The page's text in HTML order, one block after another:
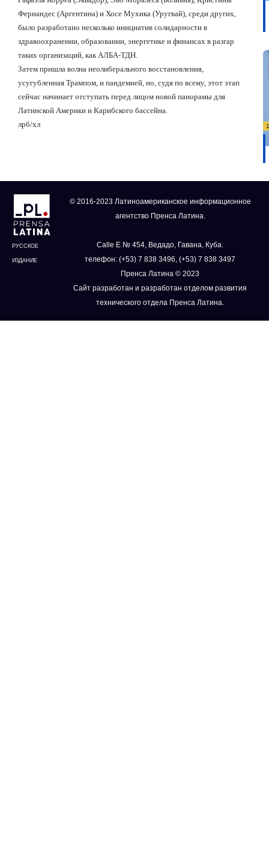
Фернандес (Аргентина) и Хосе Мухика (Уругвай), среди других,
было разработано несколько инициатив солидарности в
здравоохранении, образовании, энергетике и финансах в разгар
таких организаций, как АЛБА-ТДН.
Затем пришла волна неолиберального восстановления,
усугубленная Трампом, и пандемией, но, судя по всему, этот этап
сейчас начинает отступать перед лицом новой панорамы для
Латинской Америки и Карибского бассейна.
лрб/хл
РУССКОЕ
ИЗДАНИЕ
© 2016-2023 Латиноамериканское информационное
агентство Пренса Латина.
Calle E № 454, Ведадо, Гавана, Куба.
телефон: (+53) 7 838 3496, (+53) 7 838 3497
Пренса Латина © 2023
Сайт разработан и разработан отделом развития
технического отдела Пренса Латина.